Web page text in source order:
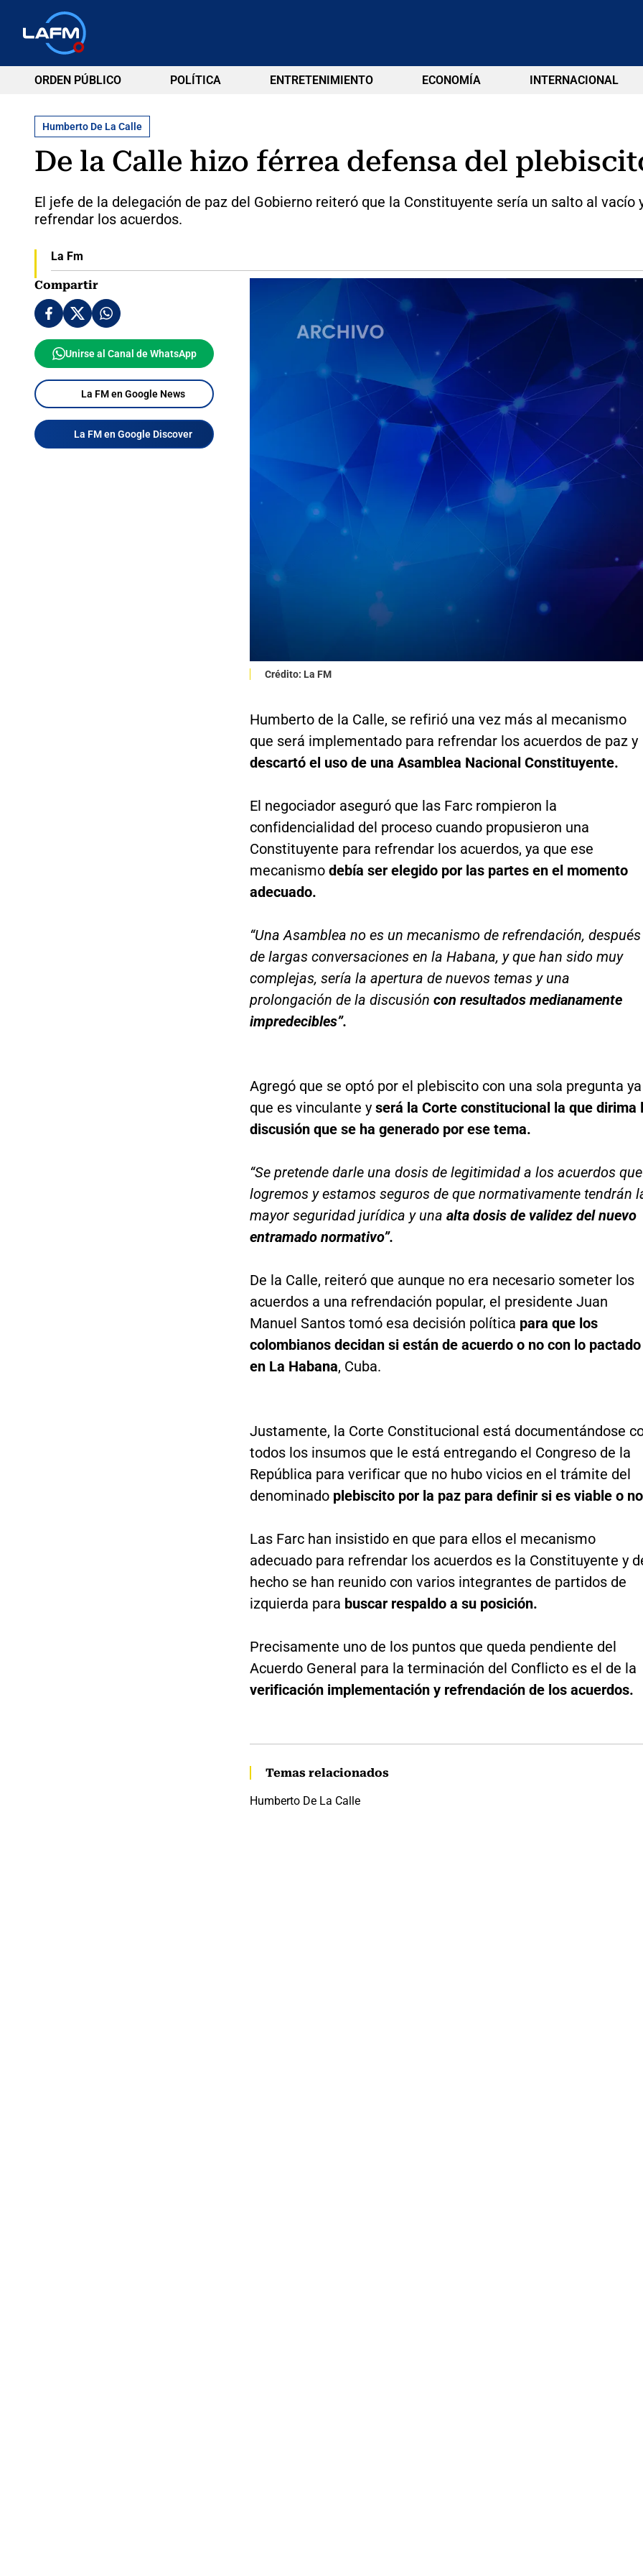
ORDEN PÚBLICO POLÍTICA ENTRETENIMIENTO ECONOMÍA INTERNACIONAL
Humberto De La Calle
De la Calle hizo férrea defensa del
El jefe de la delegación de paz del Gobierno reiteró que la Constituyente sería un salto al vacío
refrendar los acuerdos.
La Fm
Compartir
Unirse al Canal de WhatsApp
La FM en Google News
La FM en Google Discover
Crédito: La FM
Humberto de la Calle, se refirió una vez más al mecanismo
que será implementado para refrendar los acuerdos de paz y
descartó el uso de una Asamblea Nacional Constituyente.
El negociador aseguró que las Farc rompieron la
confidencialidad del proceso cuando propusieron una
Constituyente para refrendar los acuerdos, ya que ese
mecanismo debía ser elegido por las partes en el momento
adecuado.
“Una Asamblea no es un mecanismo de refrendación, después
de largas conversaciones en la Habana, y que han sido muy
complejas, sería la apertura de nuevos temas y una
prolongación de la discusión con resultados medianamente
impredecibles”.
Agregó que se optó por el plebiscito con una sola pregunta ya
que es vinculante yserá la Corte constitucional la que dirima
discusión que se ha generado por ese tema.
“Se pretende darle una dosis de legitimidad a los acuerdos que
logremos y estamos seguros de que normativamente tendrán
mayor seguridad jurídica y una alta dosis de validez del nuevo
entramado normativo”.
De la Calle, reiteró que aunque no era necesario someter los
acuerdos a una refrendación popular, el presidente Juan
Manuel Santos tomó esa decisión política para que los
colombianos decidan si están de acuerdo o no con lo pactado
en La Habana, Cuba.
Justamente, la Corte Constitucional está documentándose
todos los insumos que le está entregando el Congreso de la
República para verificar que no hubo vicios en el trámite del
denominadoplebiscito por la paz para definir si es viable o
Las Farc han insistido en que para ellos el mecanismo
adecuado para refrendar los acuerdos es la Constituyente y
hecho se han reunido con varios integrantes de partidos de
izquierda para buscar respaldo a su posición.
Precisamente uno de los puntos que queda pendiente del
Acuerdo General para la terminación del Conflicto es el de la
verificación implementación y refrendación de los acuerdos.
Temas relacionados
Humberto De La Calle